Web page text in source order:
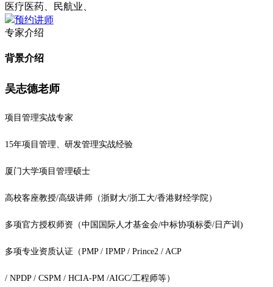
医疗医药、民航业、
预约讲师
专家介绍
背景介绍
吴志德老师
项目管理实战专家
15年项目管理、研发管理实战经验
厦门大学项目管理硕士
高校客座教授/高级讲师（浙财大/浙工大/香港财经学院）
多项官方授权师资（中国国际人才基金会/中标协项标委/日产训)
多项专业资质认证（PMP / IPMP / Prince2 / ACP
/ NPDP / CSPM / HCIA-PM /AIGC/工程师等）